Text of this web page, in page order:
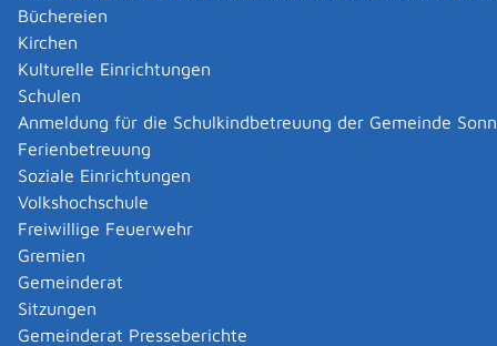
Büchereien
Kirchen
Kulturelle Einrichtungen
Schulen
Anmeldung für die Schulkindbetreuung der Gemeinde
Ferienbetreuung
Soziale Einrichtungen
Volkshochschule
Freiwillige Feuerwehr
Gremien
Gemeinderat
Sitzungen
Gemeinderat Presseberichte
Sommerbilder
(copyright: Gemeinde Sonnenbühl)
Herbstbilder
"Indian Summer" auf der Schwäbischen Alb. (copyright: Gemeinde
Sonnenbühl)